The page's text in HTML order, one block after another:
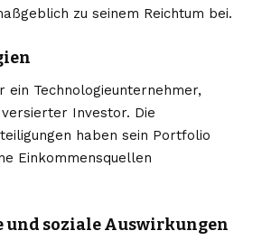
zu seinem Reichtum bei.
ein Technologieunternehmer,
Investor. Die
haben sein Portfolio
Einkommensquellen
soziale Auswirkungen